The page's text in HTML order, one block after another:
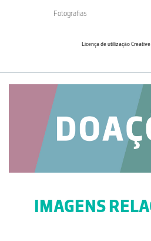
Fotografias
Licença de utilização
IMAGENS